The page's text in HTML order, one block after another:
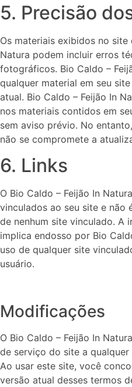
5. Precisão
Os materiais exibidos no site
Natura podem incluir erros
fotográficos. Bio Caldo –
qualquer material em seu
atual. Bio Caldo – Feijão In
nos materiais contidos em
sem aviso prévio. No
não se compromete a
6. Links
O Bio Caldo – Feijão In
vinculados ao seu site e não
de nenhum site vinculado. A
implica endosso por Bio
uso de qualquer site
usuário.
Modificações
O Bio Caldo – Feijão In
de serviço do site a
Ao usar este site, você
versão atual desses termos